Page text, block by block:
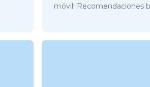
móvil. Recomendaciones